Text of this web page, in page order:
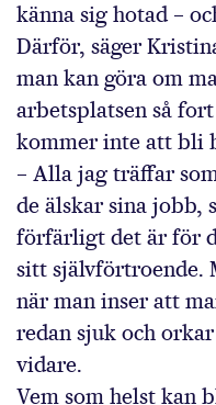
känna sig hotad –
Därför, säger
man kan göra om
arbetsplatsen så
kommer inte att bli
– Alla jag träffar
de älskar sina jobb,
förfärligt det är för
sitt självförtroende.
när man inser att
redan sjuk och
vidare.
Vem som helst kan